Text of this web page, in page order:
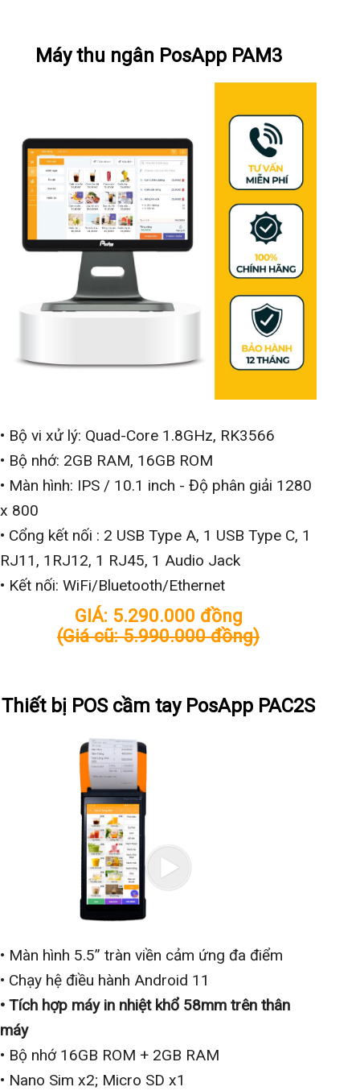
Máy thu ngân PosApp PAM3
• Bộ vi xử lý: Quad-Core 1.8GHz, RK3566
• Bộ nhớ: 2GB RAM, 16GB ROM
• Màn hình: IPS / 10.1 inch - Độ phân giải 1280
x 800
• Cổng kết nối : 2 USB Type A, 1 USB Type C, 1
RJ11, 1RJ12, 1 RJ45, 1 Audio Jack
• Kết nối: WiFi/Bluetooth/Ethernet
GIÁ: 5.290.000 đồng
(Giá cũ: 5.990.000 đồng)
Thiết bị POS cầm tay PosApp PAC2S
• Màn hình 5.5” tràn viền cảm ứng đa điểm
• Chạy hệ điều hành Android 11
• Tích hợp máy in nhiệt khổ 58mm trên thân
máy
• Bộ nhớ 16GB ROM + 2GB RAM
• Nano Sim x2; Micro SD x1